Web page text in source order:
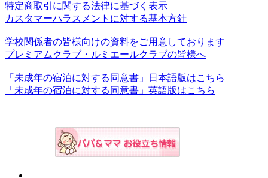
特定商取引に関する法律に基づく表示
カスタマーハラスメントに対する基本方針
学校関係者の皆様向けの資料をご用意しております
プレミアムクラブ・ルミエールクラブの皆様へ
「未成年の宿泊に対する同意書」日本語版はこちら
「未成年の宿泊に対する同意書」英語版はこちら